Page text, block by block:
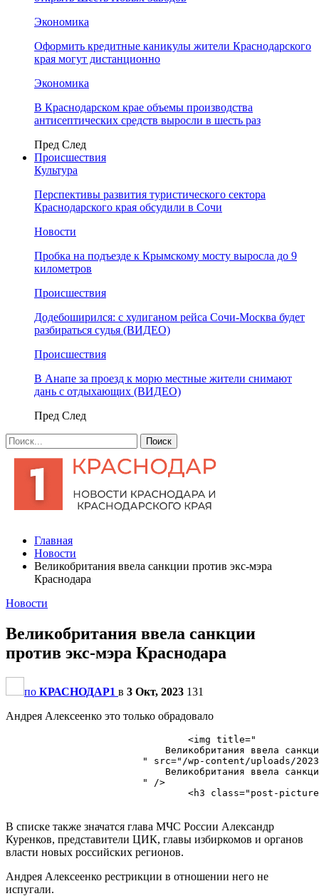
Экономика
Оформить кредитные каникулы жители Краснодарского
края могут дистанционно
Экономика
В Краснодарском крае объемы производства
антисептических средств выросли в шесть раз
Пред След
Происшествия
Культура
Перспективы развития туристического сектора
Краснодарского края обсудили в Сочи
Новости
Пробка на подъезде к Крымскому мосту выросла до 9
километров
Происшествия
Додебоширился: с хулиганом рейса Сочи-Москва будет
разбираться судья (ВИДЕО)
Происшествия
В Анапе за проезд к морю местные жители снимают
дань с отдыхающих (ВИДЕО)
Пред След
Главная
Новости
Великобритания ввела санкции против экс-мэра
Краснодара
Новости
Великобритания ввела санкции
против экс-мэра Краснодара
по КРАСНОДАР1 в 3 Окт, 2023 131
Андрея Алексеенко это только обрадовало
                                <img title="
Великобритания ввела
" src="/wp-content/uploads/
Великобритания ввела
                        " />
В списке также значатся глава МЧС России Александр
Куренков, представители ЦИК, главы избиркомов и органов
власти новых российских регионов.
Андрея Алексеенко рестрикции в отношении него не
испугали.